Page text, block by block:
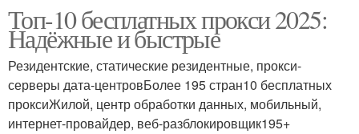
Топ-10 бесплатных прокси 2025:
Надёжные и быстрые
Резидентские, статические резидентные, прокси-
серверы дата-центровБолее 195 стран10 бесплатных
проксиЖилой, центр обработки данных, мобильный,
интернет-провайдер, веб-разблокировщик195+